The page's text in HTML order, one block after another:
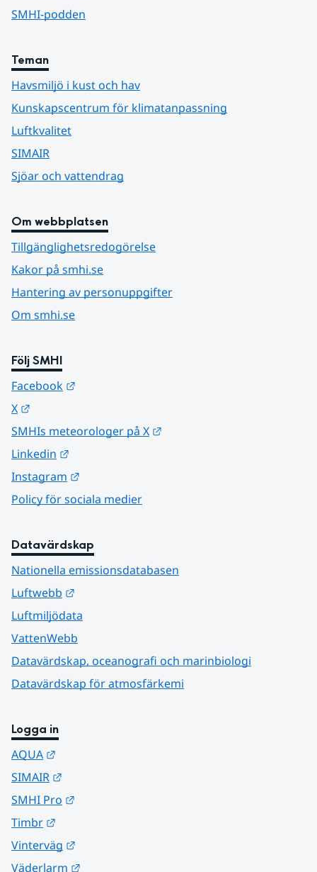
SMHI-podden
Teman
Havsmiljö i kust och hav
Kunskapscentrum för klimatanpassning
Luftkvalitet
SIMAIR
Sjöar och vattendrag
Om webbplatsen
Tillgänglighetsredogörelse
Kakor på smhi.se
Hantering av personuppgifter
Om smhi.se
Följ SMHI
Facebook
X
SMHIs meteorologer på X
Linkedin
Instagram
Policy för sociala medier
Datavärdskap
Nationella emissionsdatabasen
Luftwebb
Luftmiljödata
VattenWebb
Datavärdskap, oceanografi och marinbiologi
Datavärdskap för atmosfärkemi
Logga in
AQUA
SIMAIR
SMHI Pro
Timbr
Vinterväg
Väderlarm